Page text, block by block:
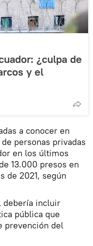
¿culpa de
y el
a conocer en
personas privadas
en los últimos
13.000 presos en
de 2021, según
debería incluir
pública que
prevención del